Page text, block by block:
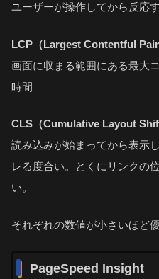
ユーザーが操作してから反応
LCP（Largest Contentful
画面に収まる範囲にある最大
時間
CLS（Cumulative Layout Shift
読み込みが始まってから表示
レる度合い。とくにリンクの
い。
それぞれの数値が小さいほど
PageSpeed Insight